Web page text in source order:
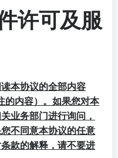
许可及服
本协议的全部内容
的内容）。如果您对本
业务部门进行询问，
不同意本协议的任意
款的解释，请不要进